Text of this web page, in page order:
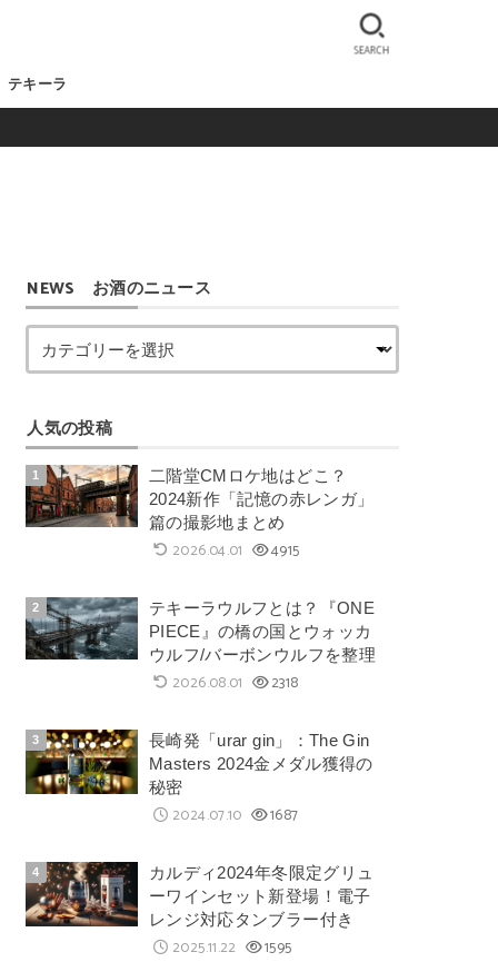
テキーラ
SEARCH
NEWS お酒のニュース
人気の投稿
二階堂CMロケ地はどこ？
2024新作「記憶の赤レンガ」
篇の撮影地まとめ
2026.04.01 4915
テキーラウルフとは？『ONE
PIECE』の橋の国とウォッカ
ウルフ/バーボンウルフを整理
2026.08.01 2318
長崎発「urar gin」：The Gin
Masters 2024金メダル獲得の
秘密
2024.07.10 1687
カルディ2024年冬限定グリュ
ーワインセット新登場！電子
レンジ対応タンブラー付き
2025.11.22 1595